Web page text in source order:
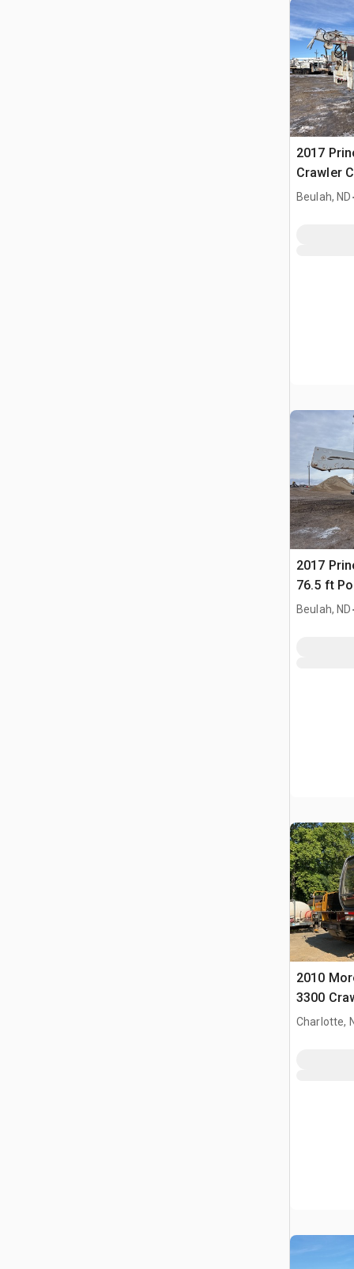
2017
Crawler
Derrick
Beulah, ND.
2017
76.5 ft
Beulah, ND.
2010
3300
Charlotte,